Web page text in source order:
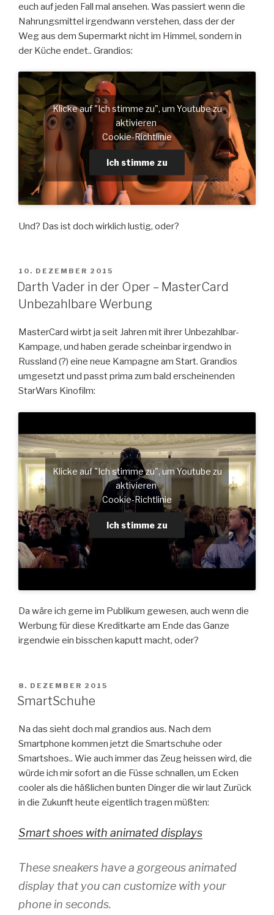
euch auf jeden Fall mal ansehen. Was passiert wenn die
Nahrungsmittel irgendwann verstehen, dass der der
Weg aus dem Supermarkt nicht im Himmel, sondern in
der Küche endet.. Grandios:
Klicke auf "Ich stimme zu", um Youtube zu
aktivieren
Cookie-Richtlinie
Ich stimme zu
Und? Das ist doch wirklich lustig, oder?
VERÖFFENTLICHT
AM
10. DEZEMBER 2015
Darth Vader in der Oper – MasterCard
Unbezahlbare Werbung
MasterCard wirbt ja seit Jahren mit ihrer Unbezahlbar-
Kampage, und haben gerade scheinbar irgendwo in
Russland (?) eine neue Kampagne am Start. Grandios
umgesetzt und passt prima zum bald erscheinenden
StarWars Kinofilm:
Klicke auf "Ich stimme zu", um Youtube zu
aktivieren
Cookie-Richtlinie
Ich stimme zu
Da wäre ich gerne im Publikum gewesen, auch wenn die
Werbung für diese Kreditkarte am Ende das Ganze
irgendwie ein bisschen kaputt macht, oder?
VERÖFFENTLICHT
AM
8. DEZEMBER 2015
SmartSchuhe
Na das sieht doch mal grandios aus. Nach dem
Smartphone kommen jetzt die Smartschuhe oder
Smartshoes.. Wie auch immer das Zeug heissen wird, die
würde ich mir sofort an die Füsse schnallen, um Ecken
cooler als die häßlichen bunten Dinger die wir laut Zurück
in die Zukunft heute eigentlich tragen müßten:
Smart shoes with animated displays
These sneakers have a gorgeous animated
display that you can customize with your
phone in seconds.